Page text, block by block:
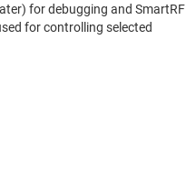
for debugging and SmartRF
for controlling selected